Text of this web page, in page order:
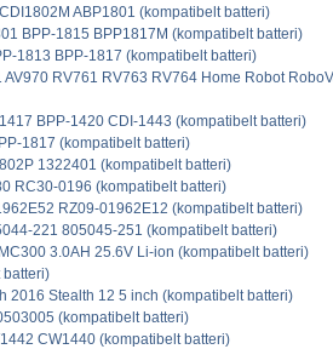
ABP1801 (kompatibelt batteri)
BPP-1815 BPP1817M (kompatibelt batteri)
1813 BPP-1817 (kompatibelt batteri)
AV970 RV761 RV763 RV764 Home Robot
BPP-1420 CDI-1443 (kompatibelt batteri)
1817 (kompatibelt batteri)
1322401 (kompatibelt batteri)
RC30-0196 (kompatibelt batteri)
RZ09-01962E12 (kompatibelt batteri)
221 805045-251 (kompatibelt batteri)
3.0AH 25.6V Li-ion (kompatibelt batteri)
batteri)
2016 Stealth 12 5 inch (kompatibelt batteri)
(kompatibelt batteri)
CW1440 (kompatibelt batteri)